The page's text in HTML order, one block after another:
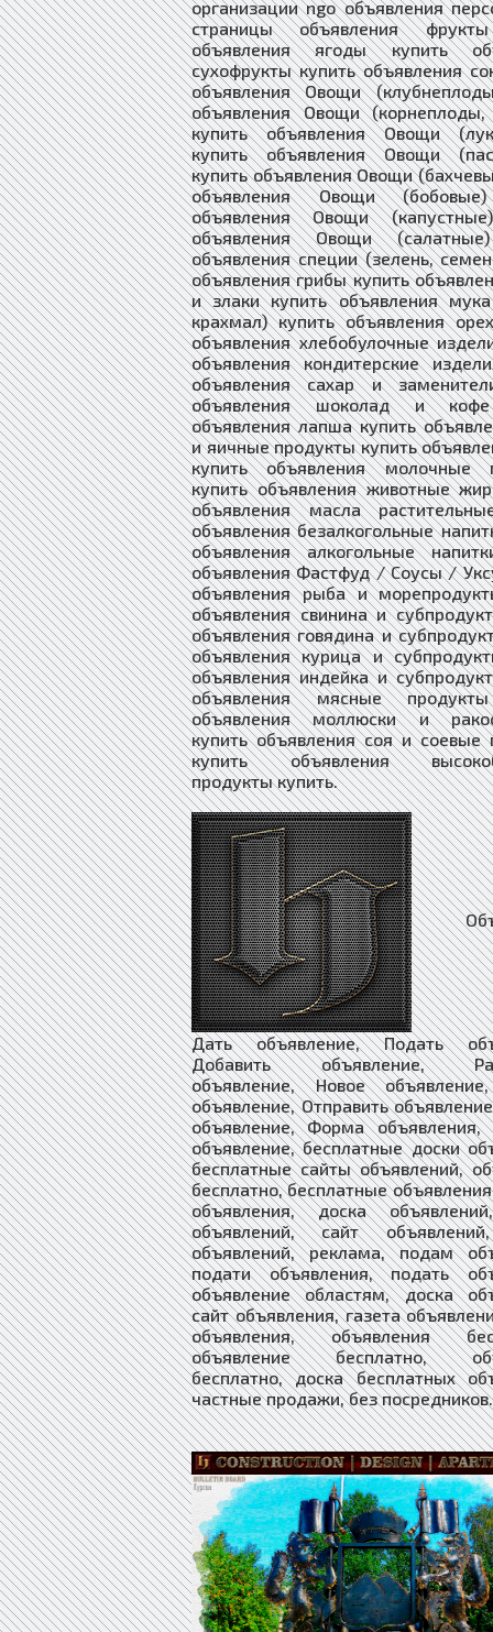
Дать объявление, Подать
Добавить объявление,
объявление, Новое
объявление, Отправить
объявление, Форма объявления,
объявление, бесплатные доски
бесплатные сайты объявлений,
бесплатно, бесплатные
объявления, доска
объявлений, сайт
объявлений, реклама, подам
подати объявления, подать
объявление областям, доска
сайт объявления, газета
объявления, объявления
объявление бесплатно,
бесплатно, доска бесплатных
частные продажи, без посредников.